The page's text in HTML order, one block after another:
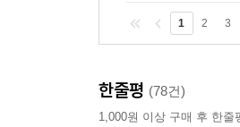
1 2 3
한줄평 (78건)
1,000원 이상 구매 후 한줄